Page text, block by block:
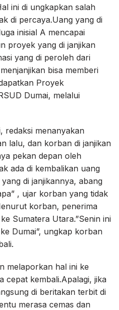
ini di ungkapkan salah
di percaya.Uang yang di
inisial A mencapai
proyek yang di janjikan
yang di peroleh dari
bisa memberi
Proyek
Dumai, melalui
redaksi menanyakan
lalu, dan korban di janjikan
pekan depan oleh
ada di kembalikan uang
di janjikannya, abang
, ujar korban yang tidak
korban, penerima
Sumatera Utara.”Senin ini
Dumai”, ungkap korban
melaporkan hal ini ke
cepat kembali.Apalagi, jika
di beritakan terbit di
merasa cemas dan